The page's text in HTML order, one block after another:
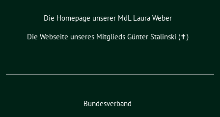
Die Homepage unserer MdL Laura Weber
Die Webseite unseres Mitglieds Günter Stalinski (✝︎)
Bundesverband